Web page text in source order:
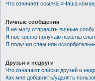
Что означает ссылка «Наша
Личные сообщения
Я не могу отправить личные
Я постоянно получаю
Я получил спам или
Друзья и недруги
Что означают списки друзей и
Как мне добавлять/удалять